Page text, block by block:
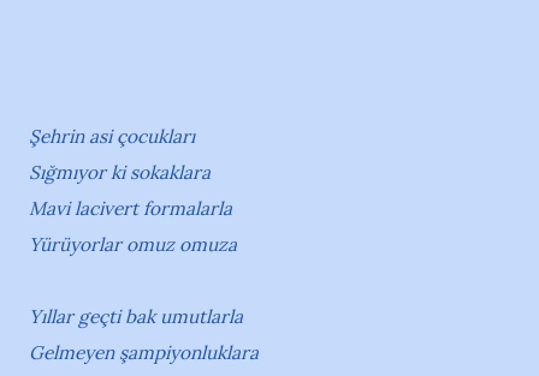
Şehrin asi çocukları
Sığmıyor ki sokaklara
Mavi lacivert formalarla
Yürüyorlar omuz omuza
Yıllar geçti bak umutlarla
Gelmeyen şampiyonluklara